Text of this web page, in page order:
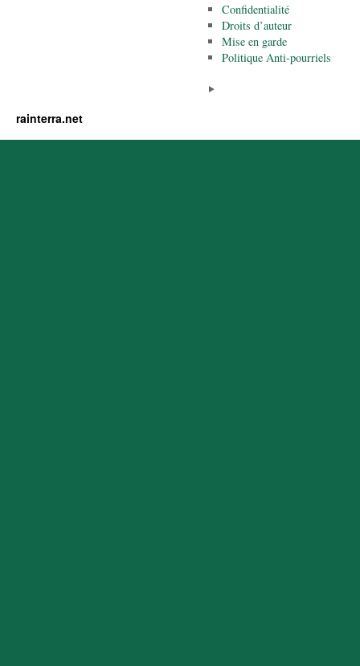
Confidentialité
Droits d’auteur
Mise en garde
Politique Anti-pourriels
rainterra.net